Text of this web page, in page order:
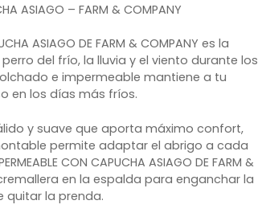
ASIAGO – FARM & COMPANY
ASIAGO DE FARM & COMPANY es la
del frío, la lluvia y el viento durante los
e impermeable mantiene a tu
en los días más fríos.
y suave que aporta máximo confort,
permite adaptar el abrigo a cada
CON CAPUCHA ASIAGO DE FARM &
en la espalda para enganchar la
quitar la prenda.